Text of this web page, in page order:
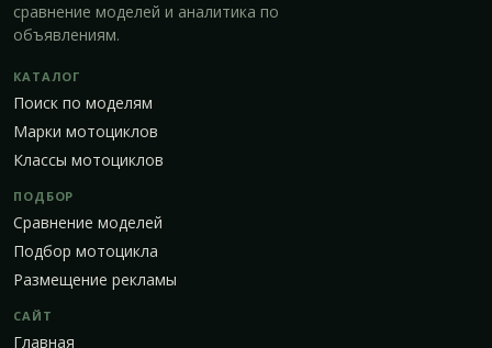
сравнение моделей и аналитика по
объявлениям.
КАТАЛОГ
Поиск по моделям
Марки мотоциклов
Классы мотоциклов
ПОДБОР
Сравнение моделей
Подбор мотоцикла
Размещение рекламы
САЙТ
Главная